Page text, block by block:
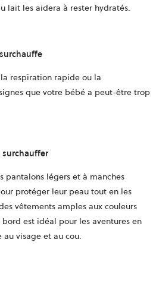
lait les aidera à rester hydratés.
respiration rapide ou la
que votre bébé a peut-être trop
surchauffer
pantalons légers et à manches
protéger leur peau tout en les
vêtements amples aux couleurs
est idéal pour les aventures en
visage et au cou.